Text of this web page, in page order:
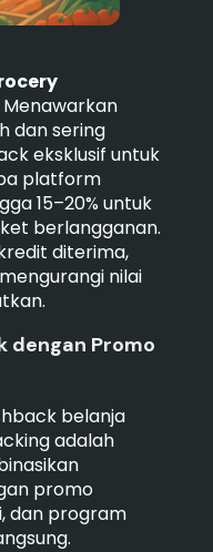
dan sering
eksklusif untuk
platform
15–20% untuk
berlangganan.
diterima,
nilai
dengan Promo
belanja
adalah
promo
dan program